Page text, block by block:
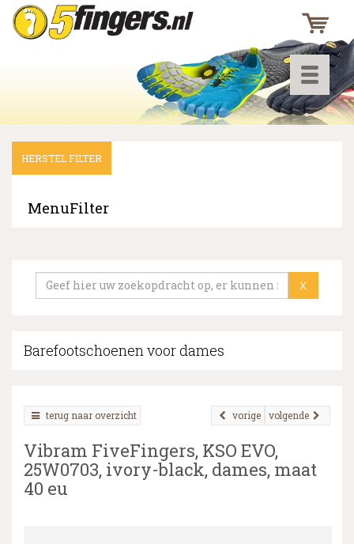
Toggle
▼
▼
HERSTEL FILTER
MenuFilter
X
Barefootschoenen voor dames
terug naar overzicht volgende
vorige
Vibram FiveFingers, KSO EVO,
25W0703, ivory-black, dames, maat
40 eu